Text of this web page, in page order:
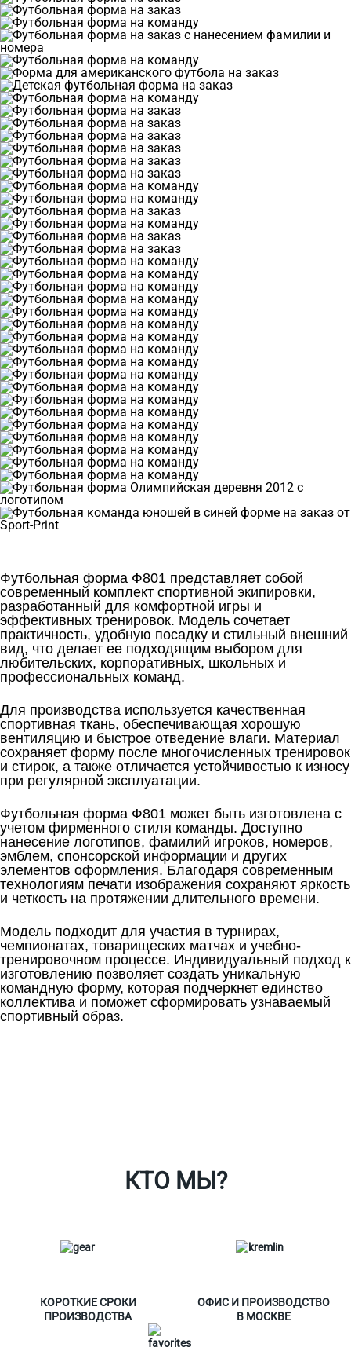
Футбольная форма Ф801 представляет собой
современный комплект спортивной экипировки,
разработанный для комфортной игры и
эффективных тренировок. Модель сочетает
практичность, удобную посадку и стильный внешний
вид, что делает ее подходящим выбором для
любительских, корпоративных, школьных и
профессиональных команд.
Для производства используется качественная
спортивная ткань, обеспечивающая хорошую
вентиляцию и быстрое отведение влаги. Материал
сохраняет форму после многочисленных тренировок
и стирок, а также отличается устойчивостью к износу
при регулярной эксплуатации.
Футбольная форма Ф801 может быть изготовлена с
учетом фирменного стиля команды. Доступно
нанесение логотипов, фамилий игроков, номеров,
эмблем, спонсорской информации и других
элементов оформления. Благодаря современным
технологиям печати изображения сохраняют яркость
и четкость на протяжении длительного времени.
Модель подходит для участия в турнирах,
чемпионатах, товарищеских матчах и учебно-
тренировочном процессе. Индивидуальный подход к
изготовлению позволяет создать уникальную
командную форму, которая подчеркнет единство
коллектива и поможет сформировать узнаваемый
спортивный образ.
КТО МЫ?
КОРОТКИЕ СРОКИ
ПРОИЗВОДСТВА
ОФИС И ПРОИЗВОДСТВО
В МОСКВЕ